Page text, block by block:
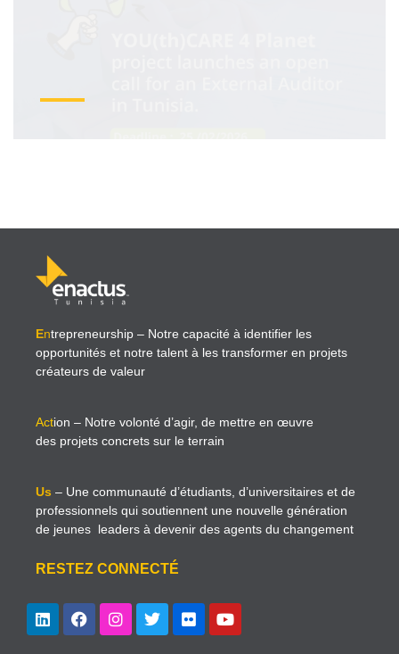
Entrepreneurship – Notre capacité à identifier les
opportunités et notre talent à les transformer en projets
créateurs de valeur
Action – Notre volonté d’agir, de mettre en œuvre
des projets concrets sur le terrain
Us – Une communauté d’étudiants, d’universitaires et de
professionnels qui soutiennent une nouvelle génération
de jeunes leaders à devenir des agents du changement
RESTEZ CONNECTÉ